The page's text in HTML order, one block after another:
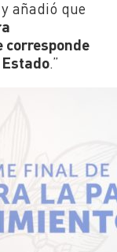
añadió que
corresponde
.”